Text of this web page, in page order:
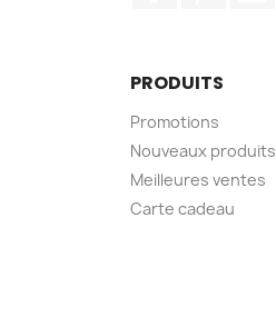
PRODUITS
Promotions
Nouveaux produits
Meilleures ventes
Carte cadeau